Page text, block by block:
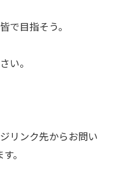
で目指そう。
い。
リンク先からお問い
。